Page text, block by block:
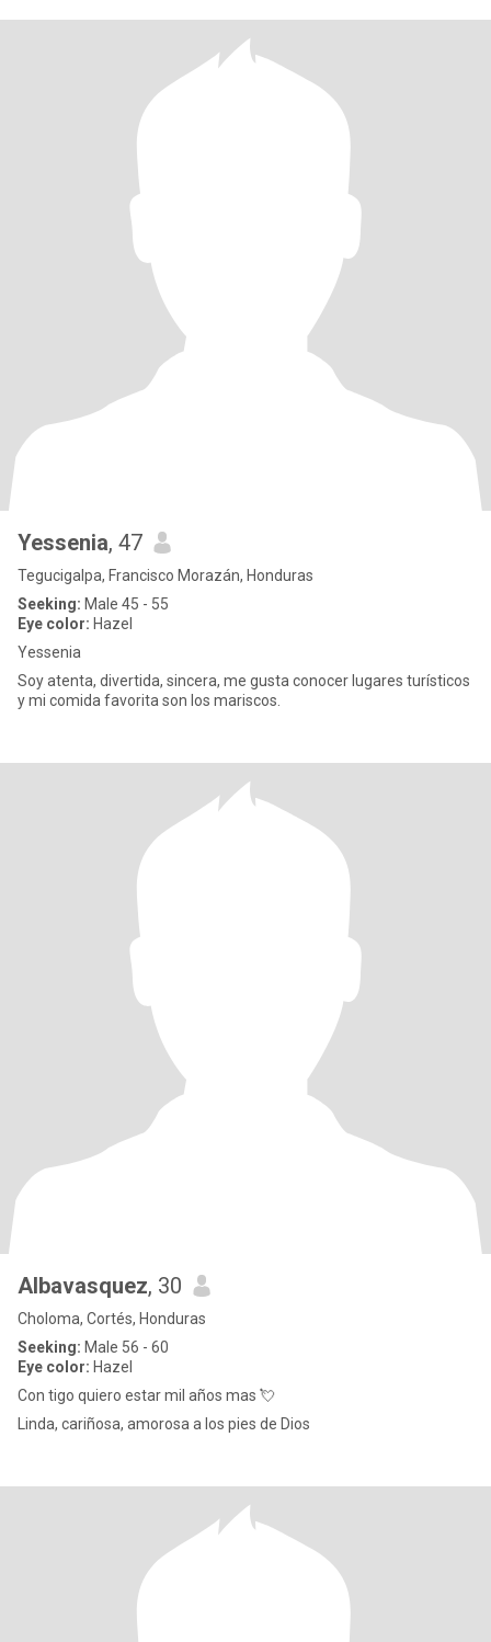
Yessenia, 47
Tegucigalpa, Francisco Morazán, Honduras
Seeking: Male 45 - 55
Eye color: Hazel
Yessenia
Soy atenta, divertida, sincera, me gusta conocer lugares turísticos
y mi comida favorita son los mariscos.
Albavasquez, 30
Choloma, Cortés, Honduras
Seeking: Male 56 - 60
Eye color: Hazel
Con tigo quiero estar mil años mas 💘
Linda, cariñosa, amorosa a los pies de Dios